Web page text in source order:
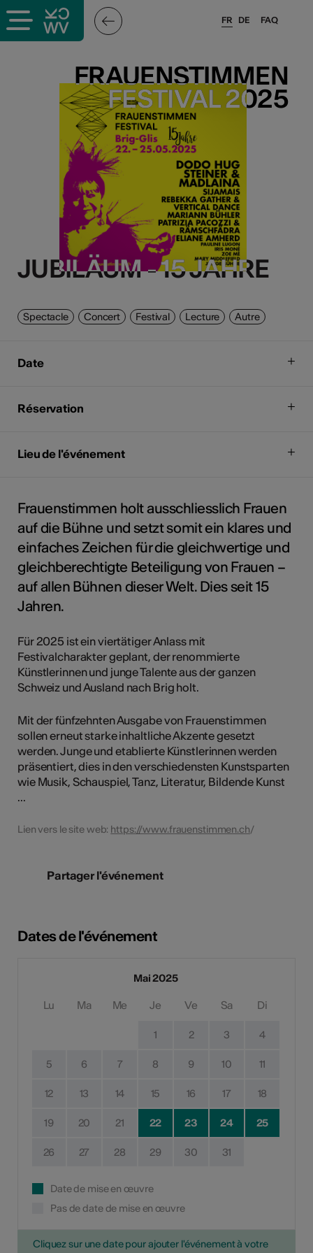
FAQ
FR DE
FRAUENSTIMMEN
FESTIVAL 2025
JUBILÄUM - 15 JAHRE
FRAUENSTIMMEN
FESTIVAL 2025
JUBILÄUM - 15 JAHRE
Spectacle Concert Festival Lecture Autre
Date
Réservation
Lieu de l'événement
Frauenstimmen holt ausschliesslich Frauen
auf die Bühne und setzt somit ein klares und
einfaches Zeichen für die gleichwertige und
gleichberechtigte Beteiligung von Frauen –
auf allen Bühnen dieser Welt. Dies seit 15
Jahren.
Für 2025 ist ein viertätiger Anlass mit
Festivalcharakter geplant, der renommierte
Künstlerinnen und junge Talente aus der ganzen
Schweiz und Ausland nach Brig holt.
Mit der fünfzehnten Ausgabe von Frauenstimmen
sollen erneut starke inhaltliche Akzente gesetzt
werden. Junge und etablierte Künstlerinnen werden
präsentiert, dies in den verschiedensten Kunstsparten
wie Musik, Schauspiel, Tanz, Literatur, Bildende Kunst
...
Lien vers le site web: https://www.frauenstimmen.ch/
Partager l'événement
Dates de l'événement
Mai 2025
Lu Ma Me Je Ve Sa Di
1 2 3 4
5 6 7 8 9 10 11
12 13 14 15 16 17 18
19 20 21 22 23 24 25
26 27 28 29 30 31
Date de mise en œuvre
Pas de date de mise en œuvre
Cliquez sur une date pour ajouter l'événement à votre